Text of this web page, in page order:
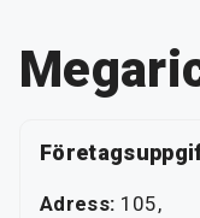
Adress: 105,